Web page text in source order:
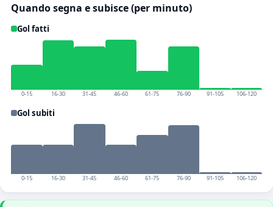
Quando segna e subisce (per minuto)
Gol fatti
0-15 16-30 31-45 46-60 61-75 76-90 91-105 106-120
Gol subiti
0-15 16-30 31-45 46-60 61-75 76-90 91-105 106-120